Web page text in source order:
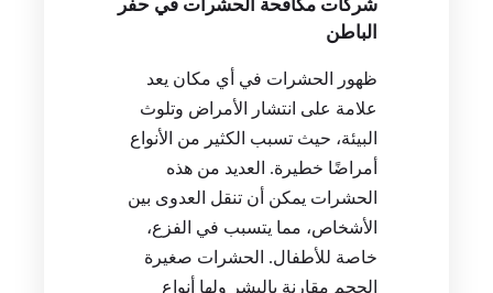
شركات مكافحة الحشرات في حفر
الباطن
ظهور الحشرات في أي مكان يعد
علامة على انتشار الأمراض وتلوث
البيئة، حيث تسبب الكثير من الأنواع
أمراضًا خطيرة. العديد من هذه
الحشرات يمكن أن تنقل العدوى بين
الأشخاص، مما يتسبب في الفزع،
خاصة للأطفال. الحشرات صغيرة
الحجم مقارنة بالبشر ولها أنواع